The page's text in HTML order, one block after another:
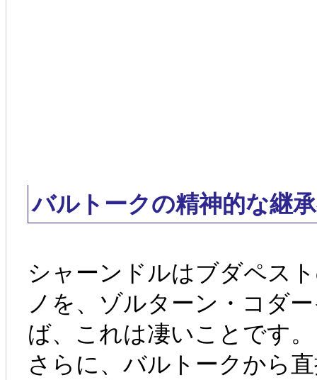
バルトークの精神的な継
シャーンドルはブダペス
ノを、ゾルターン・コダ
ば、これは凄いことです。
さらに、バルトークから